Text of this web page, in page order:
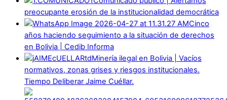
preocupante erosión de la institucionalidad democrática
Cinco
años haciendo seguimiento a la situación de derechos
en Bolivia | Cedib Informa
Minería ilegal en Bolivia | Vacíos
normativos, zonas grises y riesgos institucionales.
Tiempo Deliberar Jaime Cuéllar.